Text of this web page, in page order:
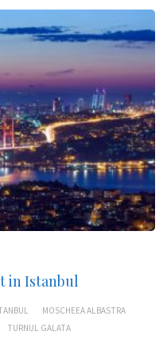
in Istanbul
MOSCHEEA ALBASTRA
TURNUL GALATA